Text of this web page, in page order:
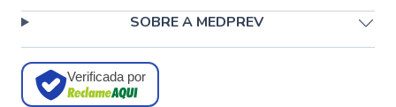
SOBRE A MEDPREV
Verificada por